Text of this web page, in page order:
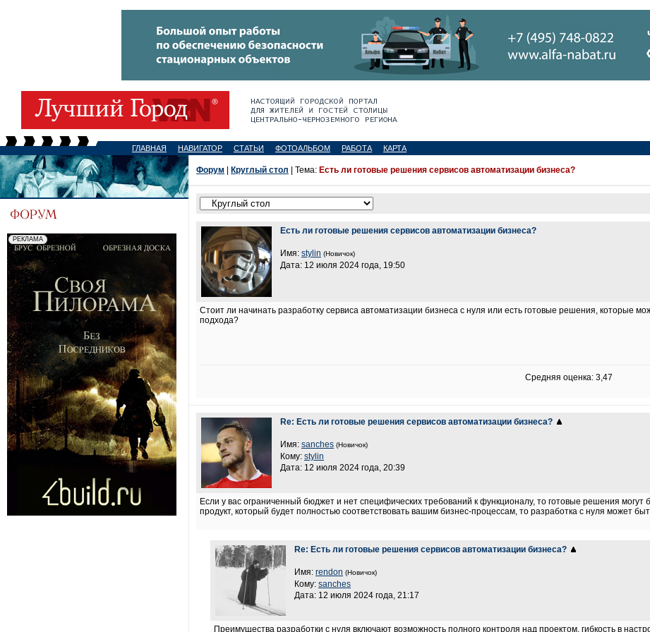
ГЛАВНАЯ НАВИГАТОР СТАТЬИ ФОТОАЛЬБОМ РАБОТА КАРТА
Форум Круглый стол | Тема: Есть ли готовые решения сервисов автоматизации бизнеса?
Есть ли готовые решения сервисов автоматизации бизнеса?
Имя: stylin (Новичок)
Дата: 12 июля 2024 года, 19:50
Стоит ли начинать разработку сервиса автоматизации бизнеса с нуля или есть готовые решения, которые
подхода?
Средняя оценка: 3,47
Re: Есть ли готовые решения сервисов автоматизации бизнеса?
Имя: sanches (Новичок)
Кому: stylin
Дата: 12 июля 2024 года, 20:39
Если у вас ограниченный бюджет и нет специфических требований к функционалу, то готовые решения
продукт, который будет полностью соответствовать вашим бизнес-процессам, то разработка с нуля может
Re: Есть ли готовые решения сервисов автоматизации бизнеса?
Имя: rendon (Новичок)
Кому: sanches
Дата: 12 июля 2024 года, 21:17
Преимущества разработки с нуля включают возможность полного контроля над проектом, гибкость в